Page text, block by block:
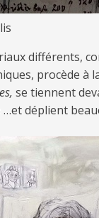
différents,
procède à
se tiennent
déplient